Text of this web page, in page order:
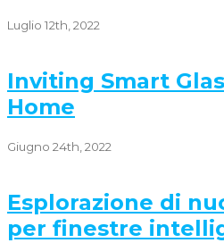
Luglio 12th, 2022
Inviting Smart
Home
Giugno 24th, 2022
Esplorazione di
per finestre